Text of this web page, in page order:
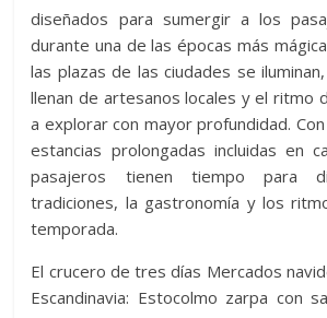
diseñados para sumergir a los
durante una de las épocas más
las plazas de las ciudades se
llenan de artesanos locales y el ritmo
a explorar con mayor profundidad.
estancias prolongadas incluidas en
pasajeros tienen tiempo para
tradiciones, la gastronomía y los
temporada.
El crucero de tres días Mercados
Escandinavia: Estocolmo zarpa con